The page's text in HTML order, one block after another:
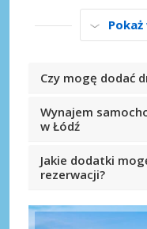
Czy mogę dodać
Wynajem
w Łódź
Jakie dodatki
rezerwacji?